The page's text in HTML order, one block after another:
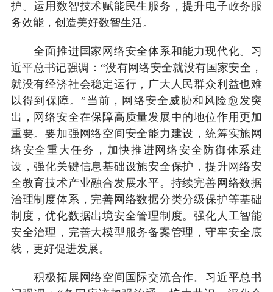
护。运用数智技术赋能民生服务，提升电子政务服
务效能，创造美好数智生活。
全面推进国家网络安全体系和能力现代化。习
近平总书记强调：“没有网络安全就没有国家安全，
就没有经济社会稳定运行，广大人民群众利益也难
以得到保障。”当前，网络安全威胁和风险愈发突
出，网络安全在保障高质量发展中的地位作用更加
重要。要加强网络空间安全能力建设，统筹实施网
络安全重大任务，加快推进网络安全防御体系建
设，强化关键信息基础设施安全保护，提升网络安
全教育技术产业融合发展水平。持续完善网络数据
治理制度体系，完善网络数据分类分级保护等基础
制度，优化数据出境安全管理制度。强化人工智能
安全治理，完善大模型服务备案管理，守牢安全底
线，更好促进发展。
积极拓展网络空间国际交流合作。习近平总书